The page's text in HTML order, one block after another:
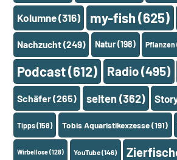
Kolumne(316) my-fish(625)
Nachzucht(249) Natur(198) Pflanzen
Podcast(612) Radio(495)
Schäfer(265) selten (362)
Tipps(158) Tobis Aquaristikexzesse(191)
Wirbellose(128) YouTube(146)